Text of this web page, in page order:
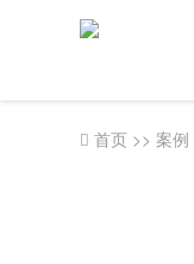
首页 >>案例